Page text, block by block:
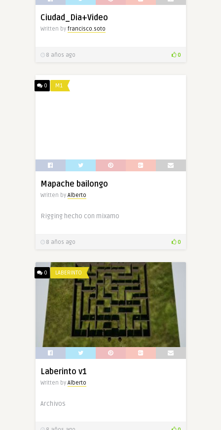
Ciudad_Dia+Video
Written by francisco.soto
8 años ago 0
0 M1
Mapache bailongo
Written by Alberto
Rigging hecho con mixamo
8 años ago 0
0 LABERINTO
Laberinto v1
Written by Alberto
Archivos